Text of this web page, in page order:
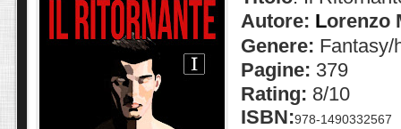
Autore: Lorenzo
Genere: Fantasy/
Pagine: 379
Rating: 8/10
ISBN:978-1490332567